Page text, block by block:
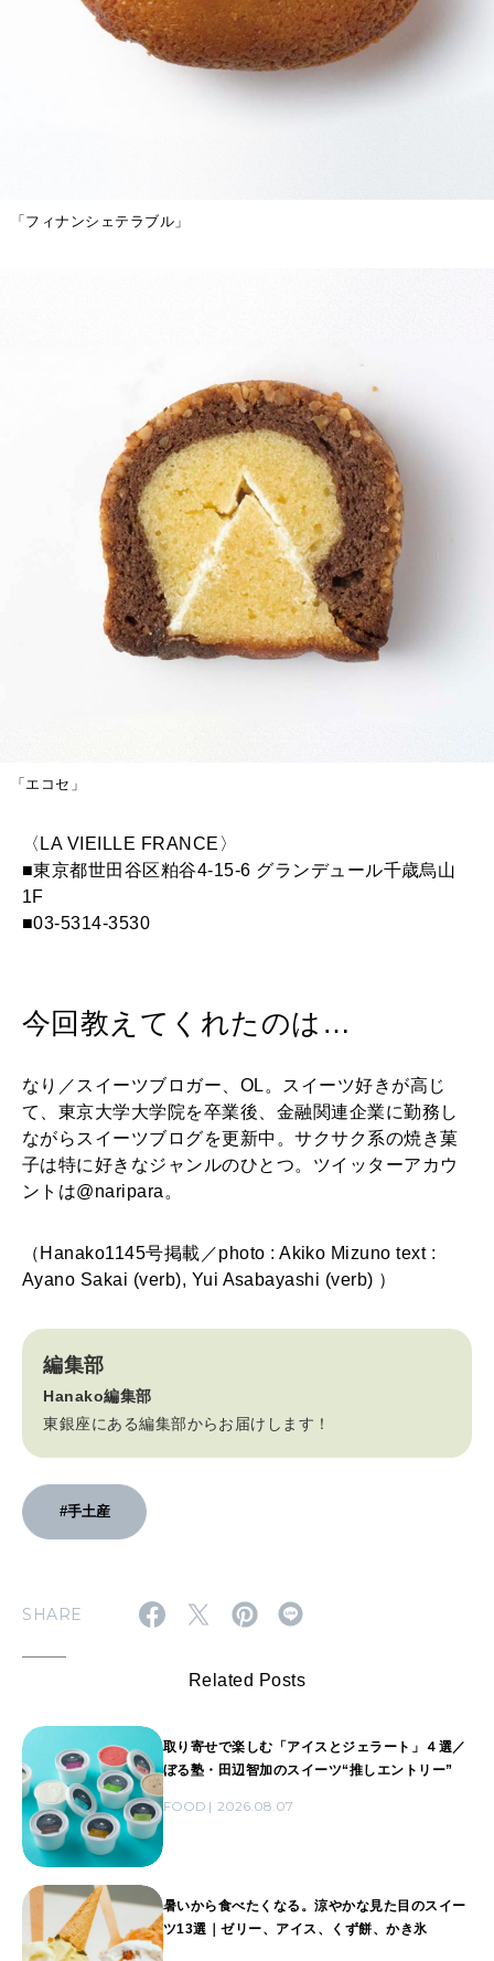
「フィナンシェテラブル」
「エコセ」
〈LA VIEILLE FRANCE〉
■東京都世田谷区粕谷4-15-6 グランデュール千歳烏山
1F
■03-5314-3530
今回教えてくれたのは…
なり／スイーツブロガー、OL。スイーツ好きが高じ
て、東京大学大学院を卒業後、金融関連企業に勤務し
ながらスイーツブログを更新中。サクサク系の焼き菓
子は特に好きなジャンルのひとつ。ツイッターアカウ
ントは@naripara。
（Hanako1145号掲載／photo : Akiko Mizuno text :
Ayano Sakai (verb), Yui Asabayashi (verb) ）
編集部
Hanako編集部
東銀座にある編集部からお届けします！
#手土産
SHARE
Related Posts
取り寄せで楽しむ「アイスとジェラート」４選／
ぼる塾・田辺智加のスイーツ“推しエントリー”
FOOD 2026.08.07
暑いから食べたくなる。涼やかな見た目のスイー
ツ13選｜ゼリー、アイス、くず餅、かき氷